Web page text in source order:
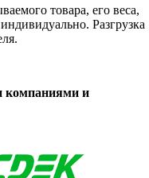
товара, его веса,
Разгрузка
компаниями и